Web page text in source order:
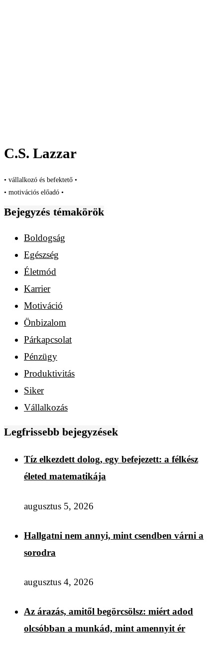
C.S. Lazzar
• vállalkozó és befektető •
• motivációs előadó •
Bejegyzés témakörök
Boldogság
Egészség
Életmód
Karrier
Motiváció
Önbizalom
Párkapcsolat
Pénzügy
Produktivitás
Siker
Vállalkozás
Legfrissebb bejegyzések
Tíz elkezdett dolog, egy befejezett: a félkész
életed matematikája
augusztus 5, 2026
Hallgatni nem annyi, mint csendben várni a
sorodra
augusztus 4, 2026
Az árazás, amitől begörcsölsz: miért adod
olcsóbban a munkád, mint amennyit ér